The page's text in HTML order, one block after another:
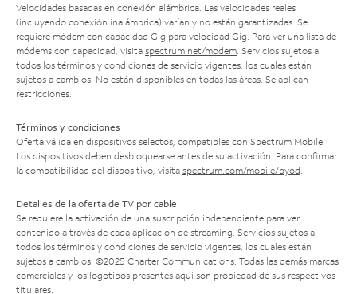
Velocidades basadas en conexión alámbrica. Las velocidades reales
(incluyendo conexión inalámbrica) varían y no están garantizadas. Se
requiere módem con capacidad Gig para velocidad Gig. Para ver una lista de
módems con capacidad, visita spectrum.net/modem . Servicios sujetos a
todos los términos y condiciones de servicio vigentes, los cuales están
sujetos a cambios. No están disponibles en todas las áreas. Se aplican
restricciones.
Términos y condiciones
Oferta válida en dispositivos selectos, compatibles con Spectrum Mobile.
Los dispositivos deben desbloquearse antes de su activación. Para confirmar
la compatibilidad del dispositivo, visita spectrum.com/mobile/byod
Detalles de la oferta de TV por cable
Se requiere la activación de una suscripción independiente para ver
contenido a través de cada aplicación de streaming. Servicios sujetos a
todos los términos y condiciones de servicio vigentes, los cuales están
sujetos a cambios. ©2025 Charter Communications. Todas las demás marcas
comerciales y los logotipos presentes aquí son propiedad de sus respectivos
titulares.